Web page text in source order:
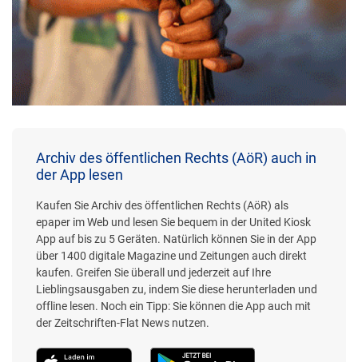
Archiv des öffentlichen Rechts (AöR) auch in
der App lesen
Kaufen Sie Archiv des öffentlichen Rechts (AöR) als
epaper im Web und lesen Sie bequem in der United Kiosk
App auf bis zu 5 Geräten. Natürlich können Sie in der App
über 1400 digitale Magazine und Zeitungen auch direkt
kaufen. Greifen Sie überall und jederzeit auf Ihre
Lieblingsausgaben zu, indem Sie diese herunterladen und
offline lesen. Noch ein Tipp: Sie können die App auch mit
der Zeitschriften-Flat News nutzen.